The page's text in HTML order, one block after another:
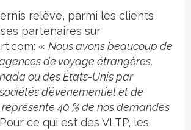
relève, parmi les clients
partenaires sur
« Nous avons beaucoup de
de voyage étrangères,
ou des États-Unis par
d’événementiel et de
40 % de nos demandes
ce qui est des VLTP, les